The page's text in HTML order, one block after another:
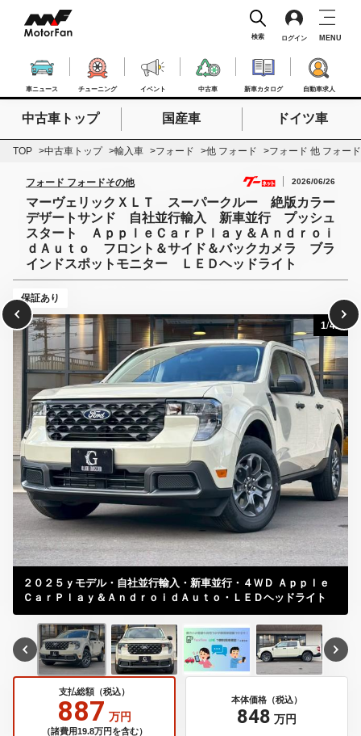
車ニュース チューニング イベント 中古車 新車カタログ 自動車求人
検索 ログイン MENU
検索したいキーワードを入力
検索
中古車トップ 国産車 ドイツ車
TOP 中古車トップ 輸入車 フォード 他 フォード フォード 他 フォー
フォード フォードその他 2026/06/26
マーヴェリックＸＬＴ スーパークルー 絶版カラー
デザートサンド 自社並行輸入 新車並行 プッシュ
スタート ＡｐｐｌｅＣａｒＰｌａｙ＆Ａｎｄｒｏｉ
ｄＡｕｔｏ フロント＆サイド＆バックカメラ ブラ
インドスポットモニター ＬＥＤヘッドライト
保証あり
２０２５ｙモデル・自社並行輸入・新車並行・４ＷＤ Ａｐｐｌｅ
ＣａｒＰｌａｙ＆ＡｎｄｒｏｉｄＡｕｔｏ・ＬＥＤヘッドライト
1/42
支払総額（税込）
887 万円
（諸費用19.8万円を含む）
本体価格（税込）
848 万円